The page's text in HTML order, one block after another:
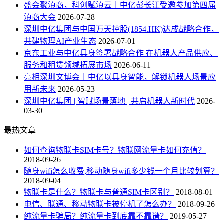
盛会聚滇商，科创赋滇云｜中亿彭长江受邀参加第四届
滇商大会 2026-07-28
深圳中亿集团与中国万天控股(1854.HK)达成战略合作，
共建物理AI产业生态 2026-07-01
京东工业与中亿具身签署战略合作 在机器人产品供应、
服务和租赁领域拓展市场 2026-06-11
亮相深圳文博会｜中亿以具身智能，解锁机器人场景应
用新未来 2026-05-23
深圳中亿集团 | 智赋场景落地 | 共启机器人新时代 2026-
03-30
最热文章
如何查询物联卡SIM卡号？物联网流量卡如何充值？
2018-09-26
随身wifi怎么收费,移动随身wifi多少钱一个月比较划算？
2018-09-04
物联卡是什么？物联卡与普通SIM卡区别？
2018-08-01
电信、联通、移动物联卡被停机了怎么办？
2018-09-26
纯流量卡骗局？纯流量卡到底靠不靠谱？
2019-05-27